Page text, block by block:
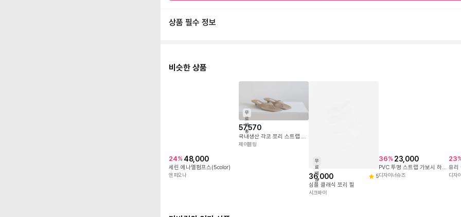
상품 필수 정보
비슷한 상품
24% 48,000
세린 에나멜펌프스(5color)
앤피오나
무
료
배
송
57,570
제이블링
무
료
배
송
36,000 5
심플 클래식 쪼리 힐
시크바이
36% 23,000
PVC 투명 스트랩 가보시 하이힐 뮬 슬리퍼 베이지
디자이너슈즈
23
디자